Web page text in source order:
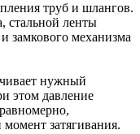
труб и шлангов.
стальной ленты
замкового механизма
нужный
этом давление
затягивания.